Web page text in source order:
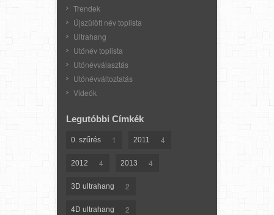
Trendek
Újszülött név toplista
Ultrahang
Utónév toplista
Utónévválasztás
Utónévváltoztatás
Videók
Legutóbbi Címkék
0. szűrés 1 2011 4
2012 4 2013 4
3D ultrahang 2
4D ultrahang 2